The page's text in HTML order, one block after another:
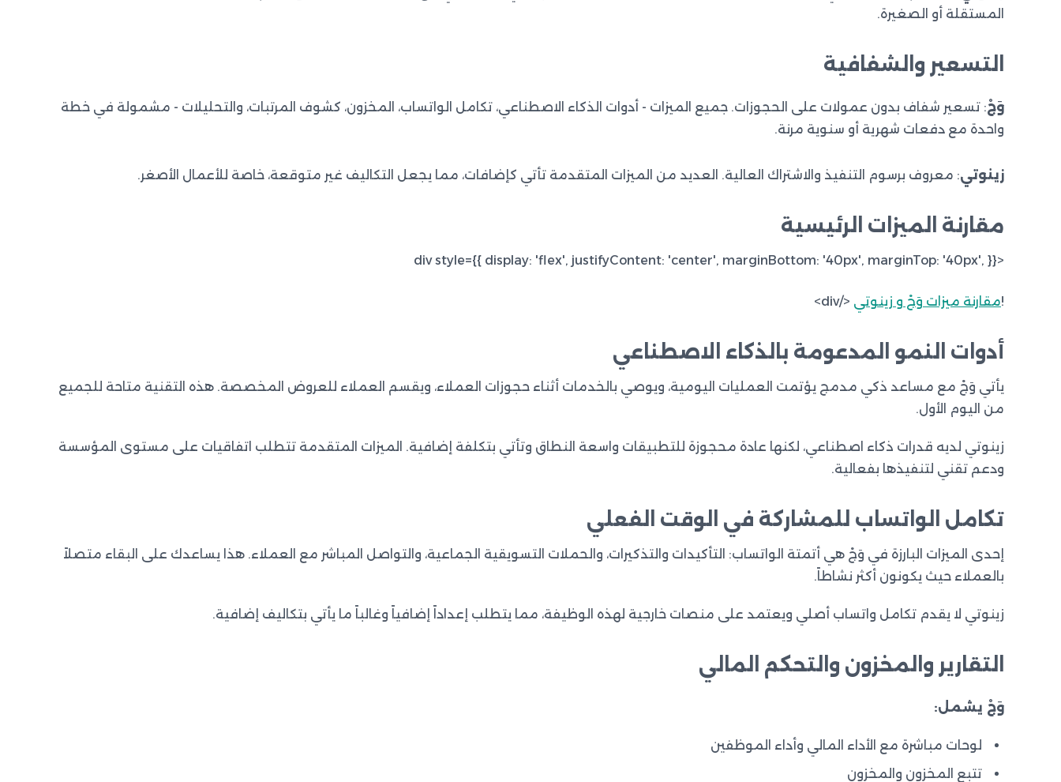
المستقلة أو الصغيرة.
التسعير والشفافية
وَجْ: تسعير شفاف بدون عمولات على الحجوزات. جميع الميزات - أدوات الذكاء الاصطناعي، تكامل الواتساب، المخزون، كشوف المرتبات، والتحليلات - مشمولة في خطة
واحدة مع دفعات شهرية أو سنوية مرنة.
زينوتي: معروف برسوم التنفيذ والاشتراك العالية. العديد من الميزات المتقدمة تأتي كإضافات، مما يجعل التكاليف غير متوقعة، خاصة للأعمال الأصغر.
مقارنة الميزات الرئيسية
<div style={{ display: 'flex', justifyContent: 'center', marginBottom: '40px', marginTop: '40px', }}
!مقارنة ميزات وَجْ و زينوتي </div>
أدوات النمو المدعومة بالذكاء الاصطناعي
يأتي وَجْ مع مساعد ذكي مدمج يؤتمت العمليات اليومية، ويوصي بالخدمات أثناء حجوزات العملاء، ويقسم العملاء للعروض المخصصة. هذه التقنية متاحة للجميع
من اليوم الأول.
زينوتي لديه قدرات ذكاء اصطناعي، لكنها عادة محجوزة للتطبيقات واسعة النطاق وتأتي بتكلفة إضافية. الميزات المتقدمة تتطلب اتفاقيات على مستوى المؤسسة
ودعم تقني لتنفيذها بفعالية.
تكامل الواتساب للمشاركة في الوقت الفعلي
إحدى الميزات البارزة في وَجْ هي أتمتة الواتساب: التأكيدات والتذكيرات، والحملات التسويقية الجماعية، والتواصل المباشر مع العملاء. هذا يساعدك على البقاء متصلاً
بالعملاء حيث يكونون أكثر نشاطاً.
زينوتي لا يقدم تكامل واتساب أصلي ويعتمد على منصات خارجية لهذه الوظيفة، مما يتطلب إعداداً إضافياً وغالباً ما يأتي بتكاليف إضافية.
التقارير والمخزون والتحكم المالي
وَجْ يشمل:
لوحات مباشرة مع الأداء المالي وأداء الموظفين
تتبع المخزون والمخزون